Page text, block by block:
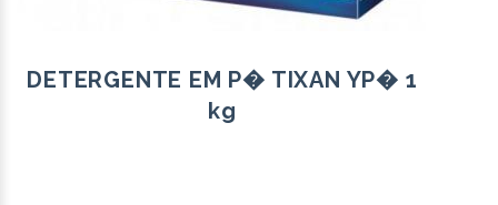
DETERGENTE EM P� TIXAN YP� 1
kg